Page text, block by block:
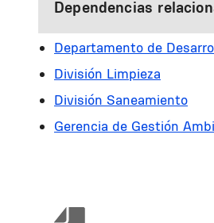
Dependencias
Departamento de
División Limpieza
División Saneamiento
Gerencia de Gestión